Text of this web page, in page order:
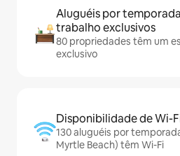
Aluguéis por
trabalho exclusivos
80 propriedades têm um
exclusivo
Disponibilidade de Wi-
130 aluguéis por
Myrtle Beach) têm Wi-Fi